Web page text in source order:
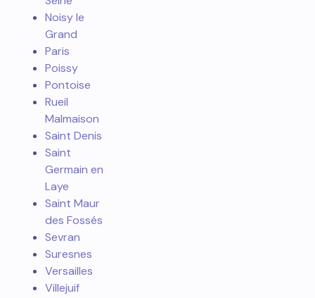
Noisy le
Grand
Paris
Poissy
Pontoise
Rueil
Malmaison
Saint Denis
Saint
Germain en
Laye
Saint Maur
des Fossés
Sevran
Suresnes
Versailles
Villejuif